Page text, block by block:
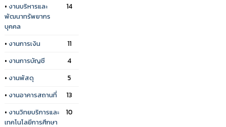
• งานบริหารและ
พัฒนาทรัพยากร
บุคคล
14
• งานการเงิน
11
• งานการบัญชี
4
• งานพัสดุ
5
• งานอาคารสถานที่
13
• งานวิทยบริการและ
เทคโนโลยีการศึกษา
10